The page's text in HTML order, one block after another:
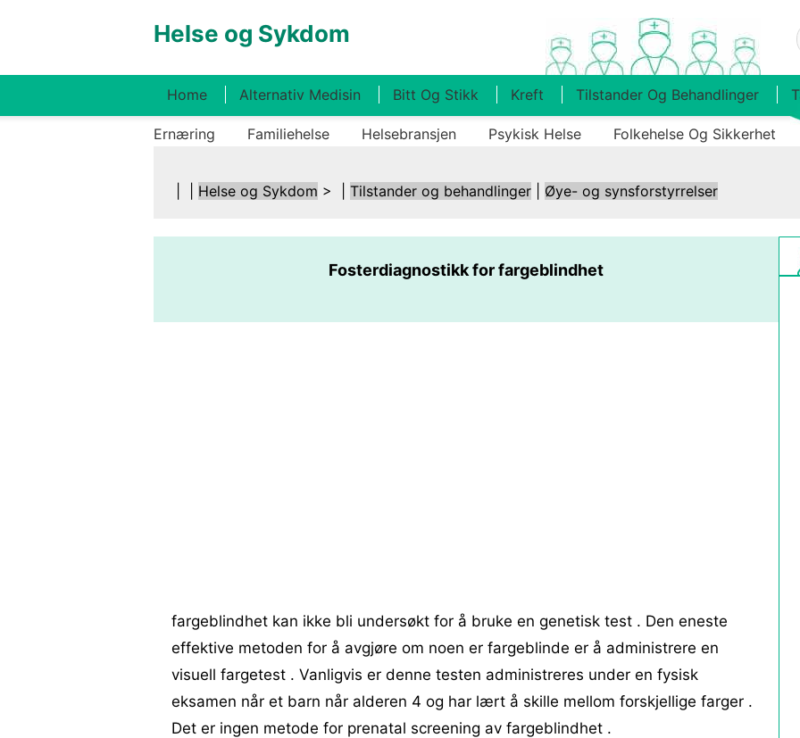
Helse og Sykdom
Home Alternativ Medisin Bitt Og Stikk Kreft Tilstander Og Behandlinger
Ernæring Familiehelse Helsebransjen Psykisk Helse Folkehelse Og Sikkerhet
Helse og Sykdom > | Tilstander og behandlinger Øye- og synsforstyrrelser
Fosterdiagnostikk for fargeblindhet
fargeblindhet kan ikke bli undersøkt for å bruke en genetisk test . Den eneste
effektive metoden for å avgjøre om noen er fargeblinde er å administrere en
visuell fargetest . Vanligvis er denne testen administreres under en fysisk
eksamen når et barn når alderen 4 og har lært å skille mellom forskjellige farger .
Det er ingen metode for prenatal screening av fargeblindhet .